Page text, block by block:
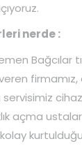
nerde :
Bağcılar
açma